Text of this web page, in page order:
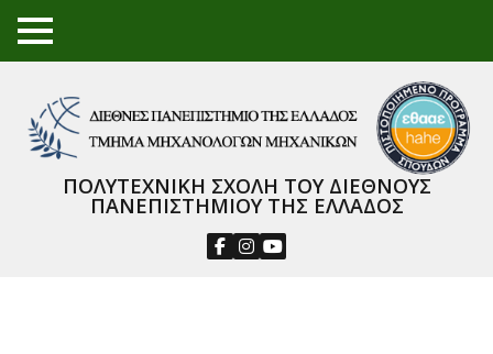
TO
GGL
NU
ΠΟΛΥΤΕΧΝΙΚΗ ΣΧΟΛΗ ΤΟΥ ΔΙΕΘΝΟΥΣ
ΠΑΝΕΠΙΣΤΗΜΙΟΥ ΤΗΣ ΕΛΛΑΔΟΣ